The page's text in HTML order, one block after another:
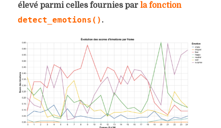
élevé parmi celles fournies par la fonction
detect_emotions() .